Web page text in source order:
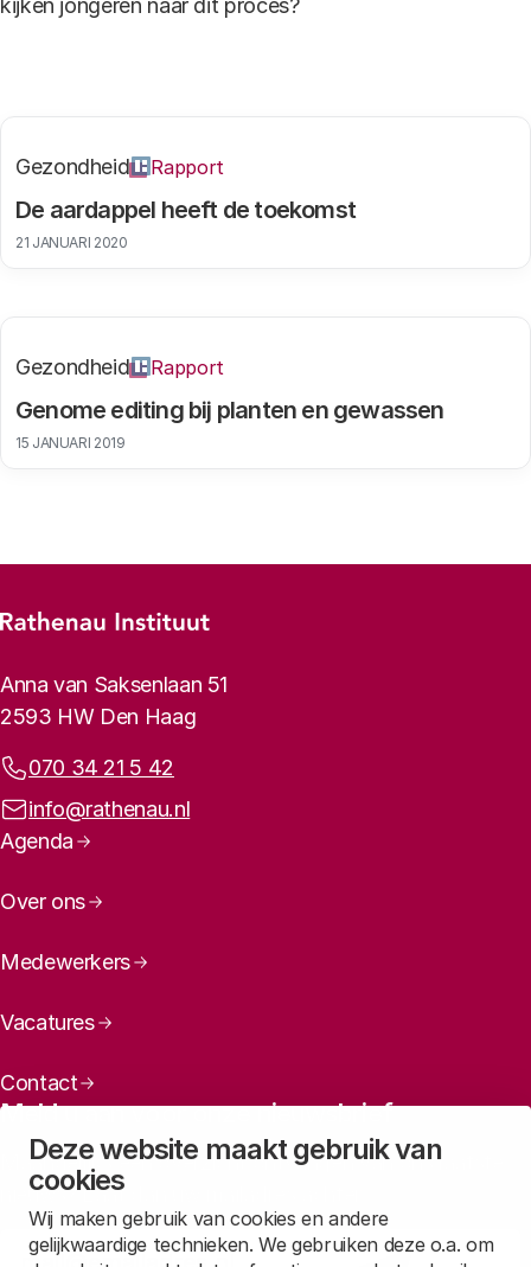
Deze website maakt gebruik van
cookies
Wij maken gebruik van cookies en andere
gelijkwaardige technieken. We gebruiken deze o.a. om
kijken jongeren naar dit proces?
De aardappel heeft de toekomst
Gezondheid Rapport
21 JANUARI 2020
Genome editing bij planten en gewassen
Gezondheid Rapport
15 JANUARI 2019
Footer-menu
Rathenau logo, naar de homepage
Contactinformatie
Anna van Saksenlaan 51
2593 HW Den Haag
Telefoonnummer:
070 34 21 5 42
E-mailadres:
info@rathenau.nl
Paginanavigatie
Agenda
Over ons
Medewerkers
Vacatures
Contact
Meld u aan voor onze nieuwsbrief
Maandelijks een overzicht ontvangen van ons laatste
nieuws? Laat dan uw mailadres achter.
Aanmelden